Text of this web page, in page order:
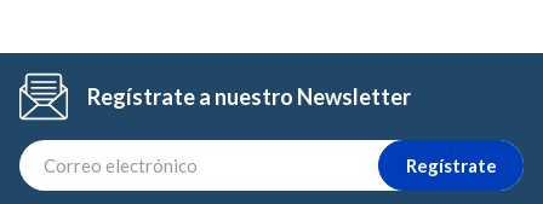
Regístrate a nuestro Newsletter
Regístrate